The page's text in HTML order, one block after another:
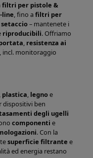
filtri per pistole &
, fino a filtri per
– mantenete i
riproducibili. Offriamo
, resistenza ai
, incl. monitoraggio
, plastica, legnoe
dispositivi ben
degli ugelli
componenti e
. Con la
superficie filtrante e
ed energia restano